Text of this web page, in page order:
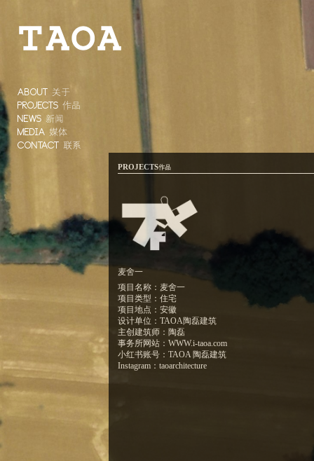
ABOUT 关于
PROJECTS 作品
NEWS 新闻
MEDIA 媒体
CONTACT 联系
PROJECTS作品
麦舍一
项目名称：麦舍一
项目类型：住宅
项目地点：安徽
设计单位：TAOA陶磊建筑
主创建筑师：陶磊
事务所网站：WWW.i-taoa.com
小红书账号：TAOA 陶磊建筑
Instagram：taoarchitecture